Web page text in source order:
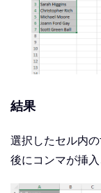
結果
選択したセル内
後にコンマが挿入